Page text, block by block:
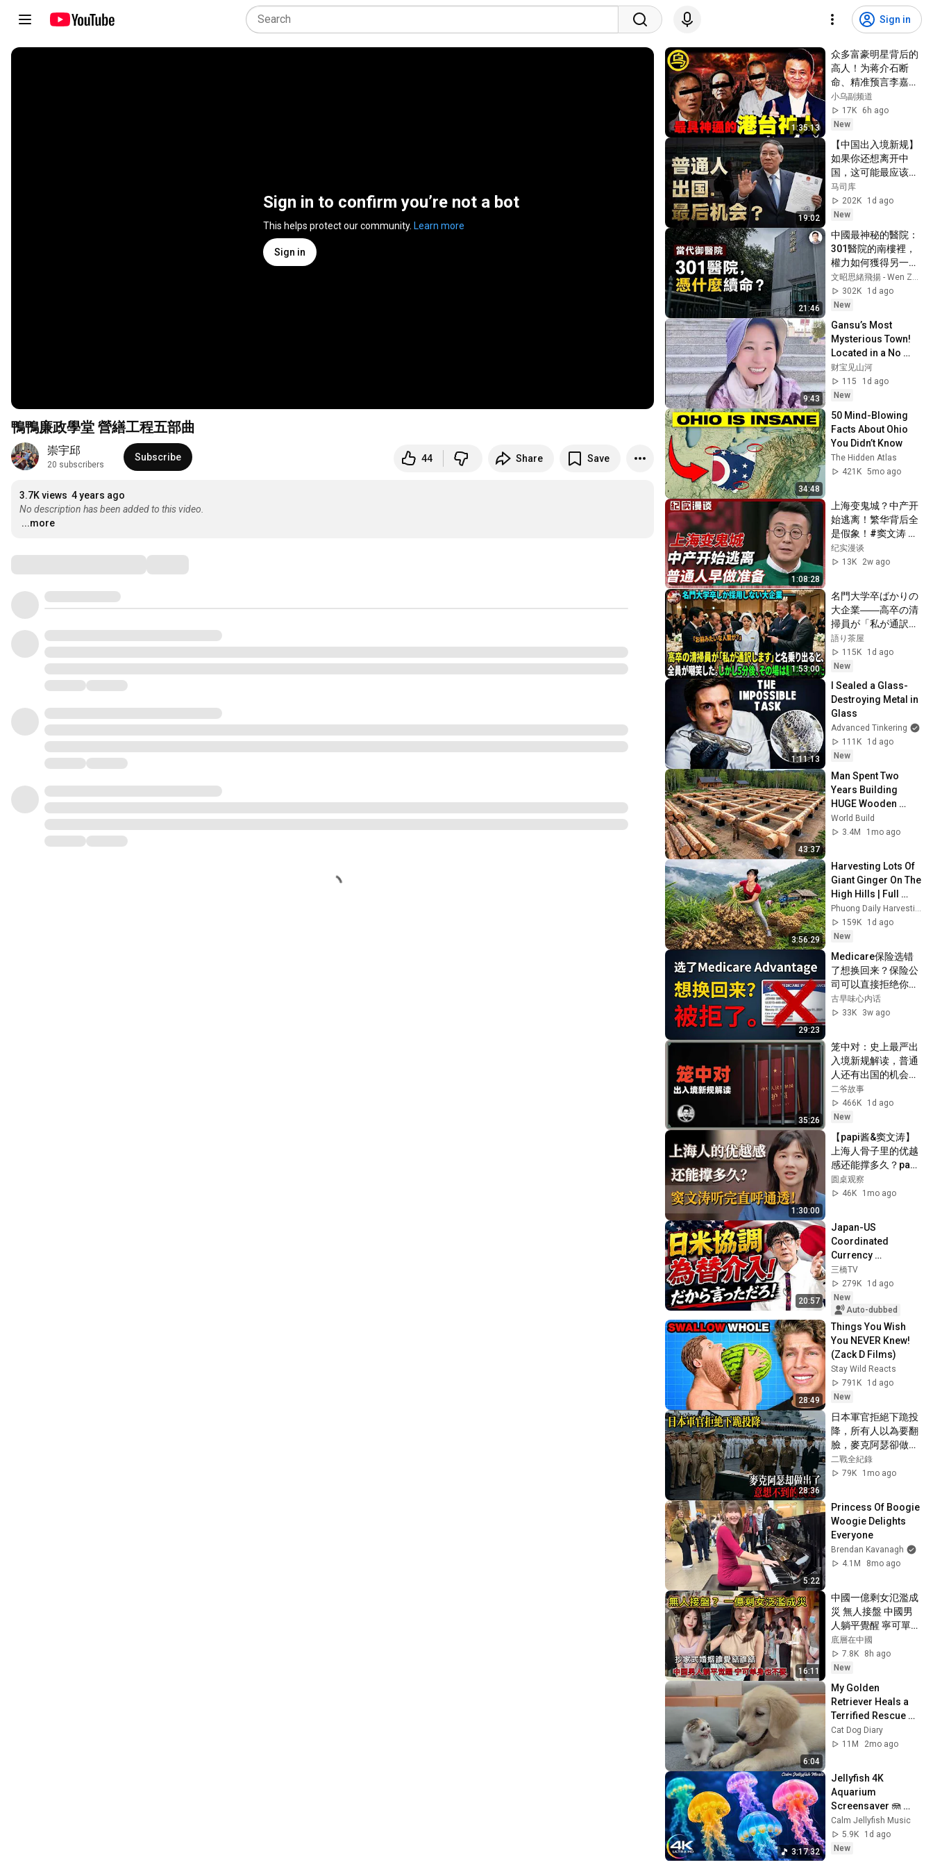
Sign in
Sign in to confirm you’re not a bot
This helps protect our community. Learn more
Sign in
鴨鴨廉政學堂 營繕工程五部曲
崇宇邱
20 subscribers
Subscribe 44 Share Save
3.7K views 4 years ago
No description has been added to this video.
...more
1:35:13
众多富豪明星背后的
高人！为蒋介石断
命、精准预言李嘉诚
的一生，临终前泄露
「改命秘术」，普通
人为何忙忙碌碌却赚
不到钱？1小时中间
无广告合集[She's
Xiaowu 小乌]
小乌副频道
17K
6h ago
New
19:02
【中国出入境新规】
如果你还想离开中
国，这可能最应该看
的一个节目
马司库
202K
1d ago
New
21:46
中國最神秘的醫院：
301醫院的南樓裡，
權力如何獲得另一套
生命規則？【文昭思
緒飛揚563】
文昭思緒飛揚 - Wen Zhao Studio
302K
1d ago
New
9:43
Gansu’s Most
Mysterious Town!
Located in a No
Man's Land,
Contested by Two
Countries, and
财宝见山河
115
1d ago
New
34:48
50 Mind-Blowing
Facts About Ohio
You Didn’t Know
The Hidden Atlas
421K 5mo ago
1:08:28
上海变鬼城？中产开
始逃离！繁华背后全
是假象！#窦文涛 #
圆桌派 #梁文道 #北
京 #上海 #家庭  #经
乐圈 #于朦胧
纪实漫谈
13K
2w ago
1:53:00
名門大学卒ばかりの
大企業――高卒の清
掃員が「私が通訳い
たします」と財閥会
長に告げた瞬間、全
員が嘲笑した。しか
し5分後、その場は
静まり返った。#動
エピソード#老後の
物語 #家族の物語
語り茶屋
115K
1d ago
New
1:11:13
I Sealed a Glass-
Destroying Metal in
Glass
Advanced Tinkering
111K
1d ago
New
43:37
Man Spent Two
Years Building
HUGE Wooden
House for his
Family | Start to
@bjornbrenton
World Build
3.4M
1mo ago
3:56:29
Harvesting Lots Of
Giant Ginger On The
High Hills | Full
Truckload for the
Village Market
Phuong Daily Harvesting
159K
1d ago
New
29:23
Medicare保险选错
了想换回来？保险公
司可以直接拒绝你
——华人退休者必看
古早味心内话
33K
3w ago
35:26
笼中对：史上最严出
入境新规解读，普通
人还有出国的机会
吗？
二爷故事
466K
1d ago
New
1:30:00
【papi酱&窦文涛】
上海人骨子里的优越
感还能撑多久？papi
酱揭露上海土著的隐
形困境，窦文涛听完
对话 #访谈
圆桌观察
46K
1mo ago
20:57
Japan-US
Coordinated
Currency
Intervention
Executed! The
Market Cannot
Defeat a Sovereign
Currenc...
三橋TV
279K
1d ago
New
Auto-dubbed
28:49
Things You Wish
You NEVER Knew!
(Zack D Films)
Stay Wild Reacts
791K
1d ago
New
28:36
日本軍官拒絕下跪投
降，所有人以為要翻
臉，麥克阿瑟卻做出
了意想不到的決定！
二戰全紀錄
79K
1mo ago
5:22
Princess Of Boogie
Woogie Delights
Everyone
Brendan Kavanagh
4.1M
8mo ago
16:11
中國一億剩女氾濫成
災 無人接盤 中國男
人躺平覺醒 寧可單身
也不娶 抄家式婚姻誰
愛結誰結
底層在中國
7.8K
8h ago
New
6:04
My Golden
Retriever Heals a
Terrified Rescue
Kitten in Just 3
Meetings!
Cat Dog Diary
11M
2mo ago
3:17:32
Jellyfish 4K
Aquarium
Screensaver 🪼
Calming Music,
Ocean Ambience
and Stress Relief
Calm Jellyfish Music
5.9K
1d ago
New